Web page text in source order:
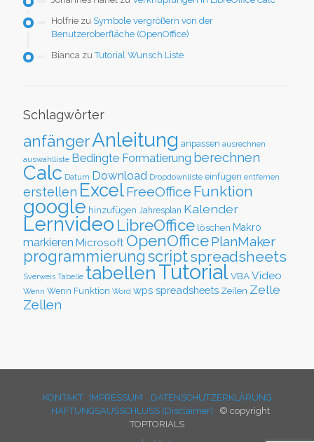
Holfrie zu Symbole vergrößern von der
Benutzeroberfläche (OpenOffice)
Bianca zuTutorial Wunsch Liste
Schlagwörter
anfängerAnleitung anpassen ausrechnen
auswahlliste Bedingte Formatierung berechnen
Calc Datum Download Dropdownliste einfügen entfernen
erstellen ExcelFreeOffice Funktion
google hinzufügen Jahresplan Kalender
Lernvideo LibreOffice löschen Makro
markieren Microsoft OpenOfficePlanMaker
programmierung scriptspreadsheets
Sverweis Tabelle tabellenTutorialVBAVideo
Wenn Wenn Funktion Word wps spreadsheets Zeilen Zelle
Zellen
KONTAKT IMPRESSUM
DATENSCHUTZERKLÄRUNG
HAFTUNGSAUSSCHLUSS (Disclaimer) © copyright
TOPTORIALS